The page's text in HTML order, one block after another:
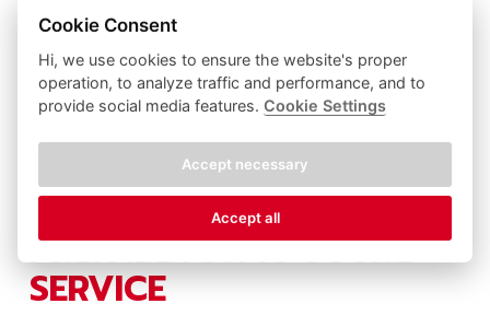
Pave 10x10x4 cm gris
lisse
Dalle 40X40X4 cm gris
lisse
PREFABETON À VOTRE
SERVICE
Cookie Consent
Hi, we use cookies to ensure the website's proper
operation, to analyze traffic and performance, and to
provide social media features.Cookie Settings
Accept necessary
Accept all